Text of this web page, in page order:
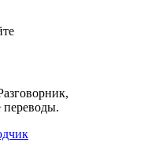
переводы.